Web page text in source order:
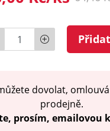
dovolat,
prodejně.
prosím, emailovou